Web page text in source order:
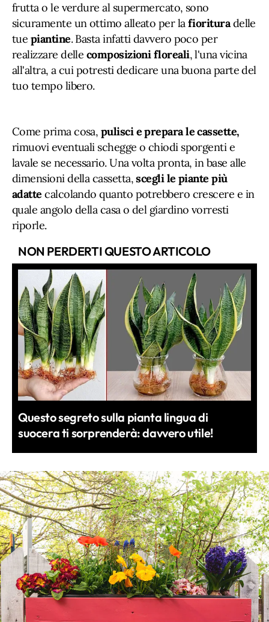
frutta o le verdure al supermercato, sono
sicuramente un ottimo alleato per lafiorituradelle
tue piantine. Basta infatti davvero poco per
realizzare delle composizioni floreali, l'una vicina
all'altra, a cui potresti dedicare una buona parte del
tuo tempo libero.
Come prima cosa, pulisci e prepara le cassette,
rimuovi eventuali schegge o chiodi sporgenti e
lavale se necessario. Una volta pronta, in base alle
dimensioni della cassetta,scegli le piante più
adatte calcolando quanto potrebbero crescere e in
quale angolo della casa o del giardino vorresti
riporle.
NON PERDERTI QUESTO ARTICOLO
Questo segreto sulla pianta lingua di
suocera ti sorprenderà: davvero utile!